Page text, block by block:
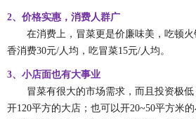
2、价格实惠，消费人群广
在消费上，冒菜更是价廉味美，吃顿
香消费30元/人均，吃冒菜15元/人均。
3、 小店面也有大事业
冒菜有很大的市场需求，而且投资极
开120平方的大店；也可以开20~50平方米